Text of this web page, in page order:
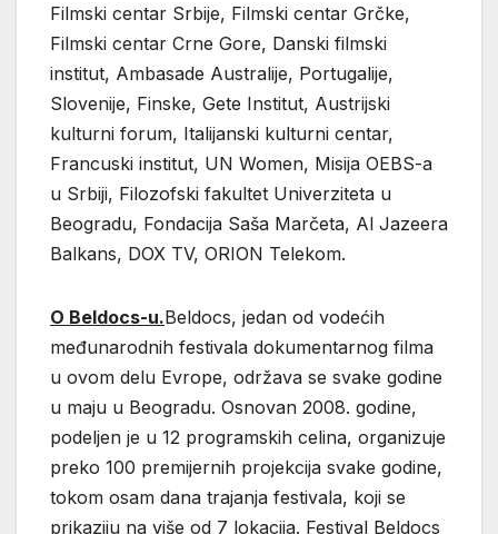
Filmski centar Srbije, Filmski centar Grčke,
Filmski centar Crne Gore, Danski filmski
institut, Ambasade Australije, Portugalije,
Slovenije, Finske, Gete Institut, Austrijski
kulturni forum, Italijanski kulturni centar,
Francuski institut, UN Women, Misija OEBS-a
u Srbiji, Filozofski fakultet Univerziteta u
Beogradu, Fondacija Saša Marčeta, Al Jazeera
Balkans, DOX TV, ORION Telekom.
O Beldocs-u.Beldocs, jedan od vodećih
međunarodnih festivala dokumentarnog filma
u ovom delu Evrope, održava se svake godine
u maju u Beogradu. Osnovan 2008. godine,
podeljen je u 12 programskih celina, organizuje
preko 100 premijernih projekcija svake godine,
tokom osam dana trajanja festivala, koji se
prikaziju na više od 7 lokacija. Festival Beldocs